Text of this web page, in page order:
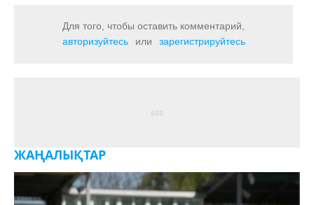
Для того, чтобы оставить комментарий,
авторизуйтесь
или зарегистрируйтесь
ЖАҢАЛЫҚТАР